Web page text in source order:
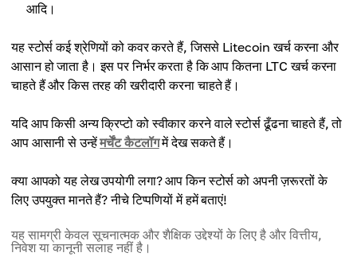
आदि।
यह स्टोर्स कई श्रेणियों को कवर करते हैं, जिससे Litecoin खर्च करना और
आसान हो जाता है। इस पर निर्भर करता है कि आप कितना LTC खर्च करना
चाहते हैं और किस तरह की खरीदारी करना चाहते हैं।
यदि आप किसी अन्य क्रिप्टो को स्वीकार करने वाले स्टोर्स ढूँढना चाहते हैं, तो
आप आसानी से उन्हेंमर्चेंट कैटलॉगमें देख सकते हैं।
क्या आपको यह लेख उपयोगी लगा? आप किन स्टोर्स को अपनी ज़रूरतों के
लिए उपयुक्त मानते हैं? नीचे टिप्पणियों में हमें बताएं!
यह सामग्री केवल सूचनात्मक और शैक्षिक उद्देश्यों के लिए है और वित्तीय,
निवेश या कानूनी सलाह नहीं है।